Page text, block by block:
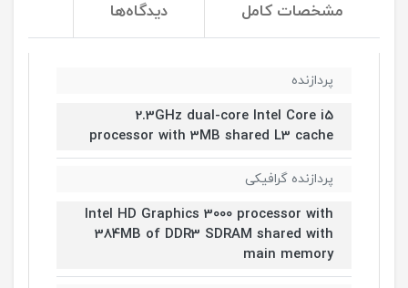
مشخصات کامل دیدگاه‌ها
پردازنده
2.3GHz dual-core Intel Core i5
processor with 3MB shared L3 cache
پردازنده گرافیکی
Intel HD Graphics 3000 processor with
384MB of DDR3 SDRAM shared with
main memory